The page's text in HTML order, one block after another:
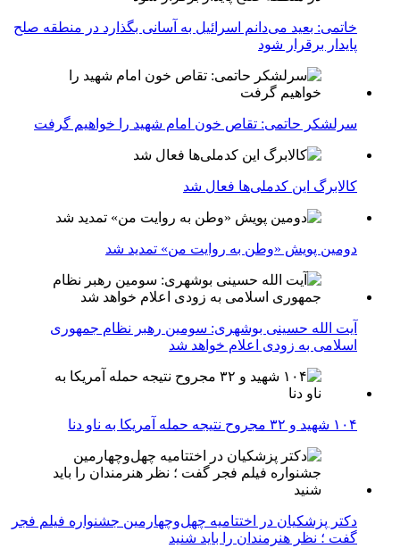
خاتمی: بعید می‌دانم اسرائیل به آسانی بگذارد در منطقه صلح
پایدار برقرار شود
سرلشکر حاتمی: تقاص خون امام شهید را خواهیم گرفت
کالابرگ این کدملی‌ها فعال شد
دومین پویش «وطن به روایت من» تمدید شد
آیت الله حسینی بوشهری: سومین رهبر نظام جمهوری
اسلامی به زودی اعلام خواهد شد
۱۰۴ شهید و ۳۲ مجروح نتیجه حمله آمریکا به ناو دنا
دکتر پزشکیان در اختتامیه چهل‌وچهارمین جشنواره فیلم فجر
گفت ؛ نظر هنرمندان را باید شنید